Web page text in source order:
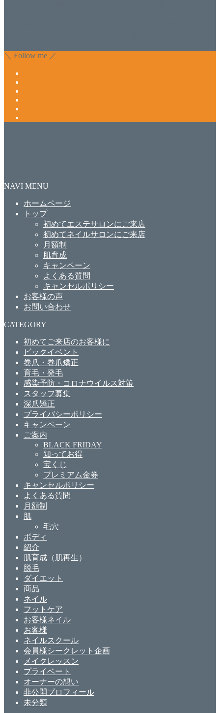
＼ Follow me ／
NAVI MENU
ホームページ
トップ
初めてエステサロンにご来店
初めてネイルサロンにご来店
月額制
肌育成
キャンペーン
よくある質問
キャンセルポリシー
お客様の声
お問い合わせ
CATEGORY
初めてご来店のお客様に
ビックイベント
巻爪・巻爪矯正
育毛・発毛
感染予防・コロナウイルス対策
スタッフ募集
深爪矯正
プライバシーポリシー
キャンペーン
ご案内
BLACK FRIDAY
知ってお得
宝くじ
プレミアム金券
キャンセルポリシー
よくある質問
月額制
肌
毛穴
ボディ
紹介
肌育成（肌再生）
脱毛
ダイエット
商品
ネイル
フットケア
お客様ネイル
お客様
ネイルスクール
会員様シークレット企画
メイクレッスン
プライベート
オーナーの想い
非公開プロフィール
未分類